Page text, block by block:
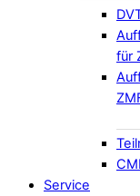
für
Service